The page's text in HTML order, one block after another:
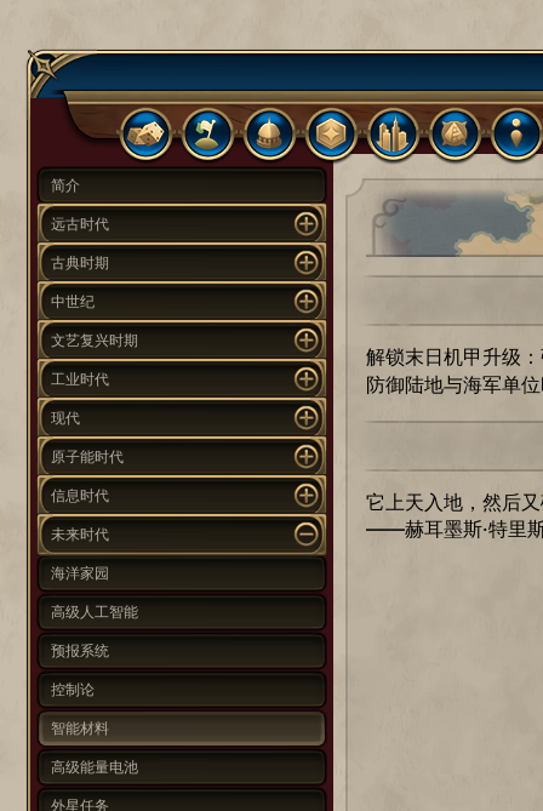
简介
远古时代
古典时期
中世纪
文艺复兴时期
工业时代
现代
原子能时代
信息时代
未来时代
海洋家园
高级人工智能
预报系统
控制论
智能材料
高级能量电池
外星任务
解锁末日机甲升级
防御陆地与海军单
它上天入地，然后
——赫耳墨斯·特里